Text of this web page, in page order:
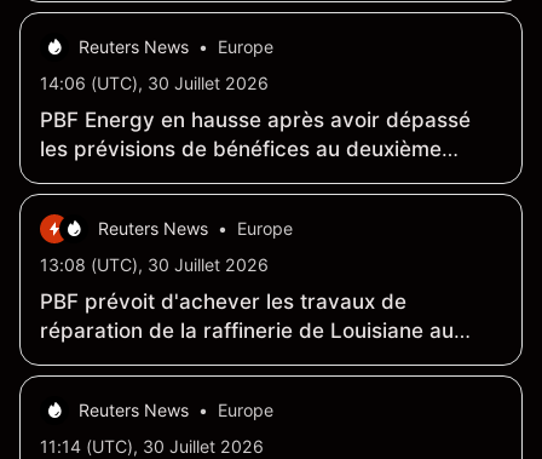
Reuters News •
Europe
14:06 (UTC), 30 Juillet 2026
PBF Energy en hausse après avoir dépassé
les prévisions de bénéfices au deuxième
trimestre
Reuters News •
Europe
13:08 (UTC), 30 Juillet 2026
PBF prévoit d'achever les travaux de
réparation de la raffinerie de Louisiane au
troisième trimestre 2026, a indiqué la société
Reuters News •
Europe
11:14 (UTC), 30 Juillet 2026